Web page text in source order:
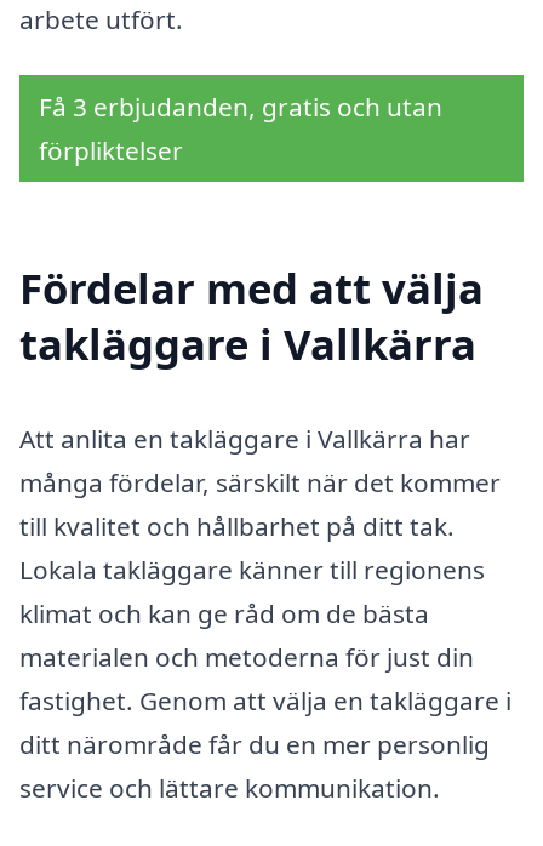
arbete utfört.
Få 3 erbjudanden, gratis och utan
förpliktelser
Fördelar med att välja
takläggare i Vallkärra
Att anlita en takläggare i Vallkärra har
många fördelar, särskilt när det kommer
till kvalitet och hållbarhet på ditt tak.
Lokala takläggare känner till regionens
klimat och kan ge råd om de bästa
materialen och metoderna för just din
fastighet. Genom att välja en takläggare i
ditt närområde får du en mer personlig
service och lättare kommunikation.